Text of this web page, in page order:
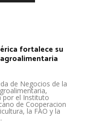
fortalece su
de Negocios de la
por el Instituto
de Cooperacion
la FAO y la